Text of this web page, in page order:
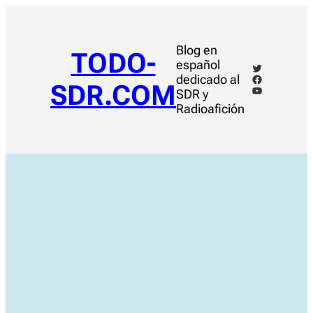
TODO-
SDR.COM
Blog en
español
dedicado al
SDR y
Radioafición
Twitter
Facebook
YouTube